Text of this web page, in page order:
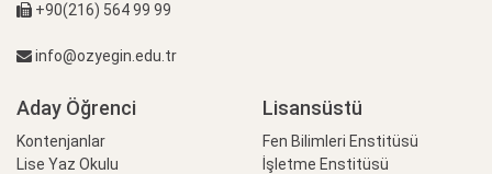
+90(216) 564 99 99
info@ozyegin.edu.tr
Aday Öğrenci
Kontenjanlar
Lise Yaz Okulu
Lisansüstü
Fen Bilimleri Enstitüsü
İşletme Enstitüsü